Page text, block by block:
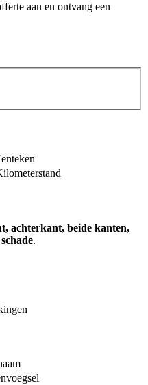
aan en ontvang een
achterkant, beide kanten,
schade.